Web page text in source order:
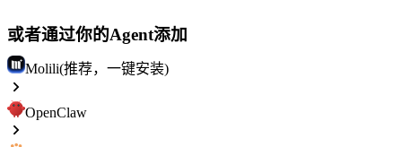
或者通过你的Agent添加
Molili(推荐，一键安装)
OpenClaw